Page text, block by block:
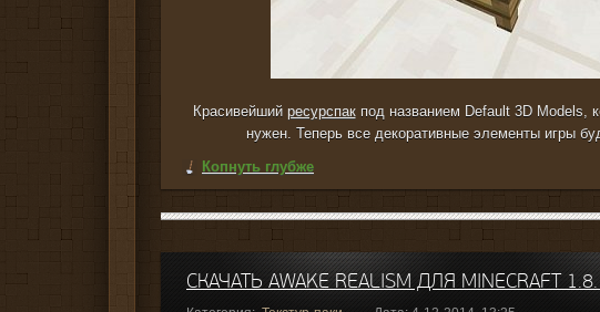
Красивейший ресурспакпод названием Default 3D Models,
нужен. Теперь все декоративные элементы игры
Копнуть глубже
СКАЧАТЬ AWAKE REALISM ДЛЯ MINECRAFT